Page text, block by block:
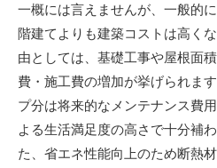
一概には言えませんが、一般的
階建てよりも建築コストは高く
由としては、基礎工事や屋根面
費・施工費の増加が挙げられま
プ分は将来的なメンテナンス費
よる生活満足度の高さで十分補
た、省エネ性能向上のため断熱